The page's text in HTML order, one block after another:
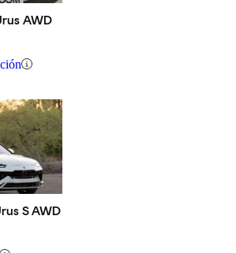
AWD
S AWD